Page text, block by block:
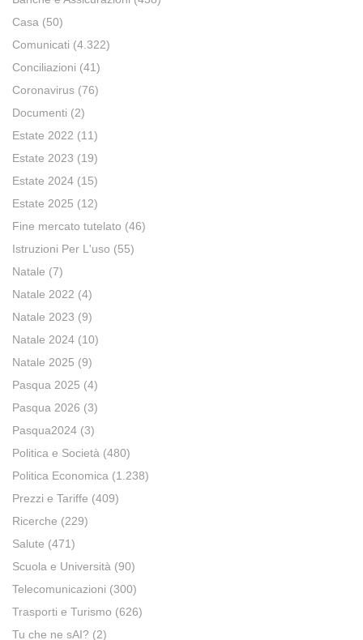
Casa (50)
Comunicati (4.322)
Conciliazioni (41)
Coronavirus (76)
Documenti (2)
Estate 2022 (11)
Estate 2023 (19)
Estate 2024 (15)
Estate 2025 (12)
Fine mercato tutelato (46)
Istruzioni Per L'uso (55)
Natale (7)
Natale 2022 (4)
Natale 2023 (9)
Natale 2024 (10)
Natale 2025 (9)
Pasqua 2025 (4)
Pasqua 2026 (3)
Pasqua2024 (3)
Politica e Società (480)
Politica Economica (1.238)
Prezzi e Tariffe (409)
Ricerche (229)
Salute (471)
Scuola e Università (90)
Telecomunicazioni (300)
Trasporti e Turismo (626)
Tu che ne sAI? (2)